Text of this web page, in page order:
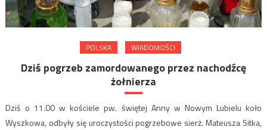
POLSKA WIADOMOŚCI
Dziś pogrzeb zamordowanego przez nachodźcę
żołnierza
Dziś o 11.00 w kościele pw. świętej Anny w Nowym Lubielu koło
Wyszkowa, odbyły się uroczystości pogrzebowe sierż. Mateusza Sitka,